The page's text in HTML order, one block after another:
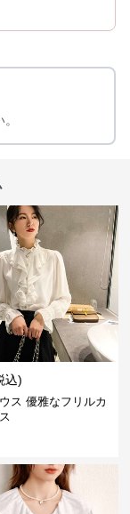
込)
ス 優雅なフリルカ